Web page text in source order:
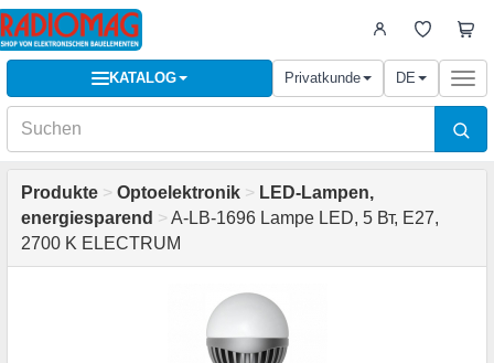
KATALOG Privatkunde DE
Produkte > Optoelektronik > LED-Lampen,
energiesparend > A-LB-1696 Lampe LED, 5 Вт, E27,
2700 K ELECTRUM